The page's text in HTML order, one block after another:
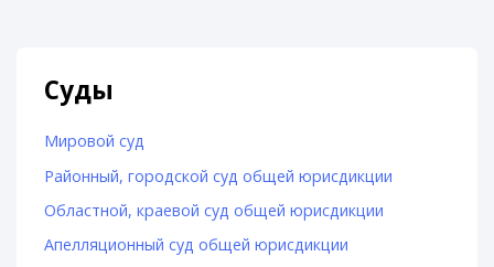
Суды
Мировой суд
Районный, городской суд общей юрисдикции
Областной, краевой суд общей юрисдикции
Апелляционный суд общей юрисдикции